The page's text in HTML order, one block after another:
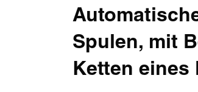
Spulen, mit
Ketten eines